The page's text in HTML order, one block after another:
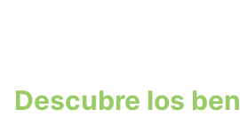
Descubre los